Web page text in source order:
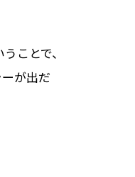
ことで、
が出だ